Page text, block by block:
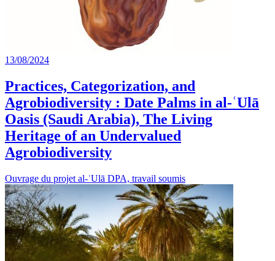
13/08/2024
Practices, Categorization, and
Agrobiodiversity : Date Palms in al-ʿUlā
Oasis (Saudi Arabia), The Living
Heritage of an Undervalued
Agrobiodiversity
Ouvrage du projet al-ʿUlā DPA, travail soumis